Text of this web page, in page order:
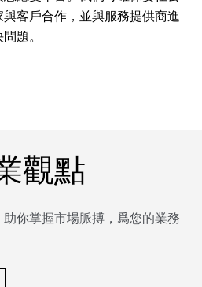
客戶合作，並與服務提供商進
題。
觀點
你掌握市場脈搏，爲您的業務